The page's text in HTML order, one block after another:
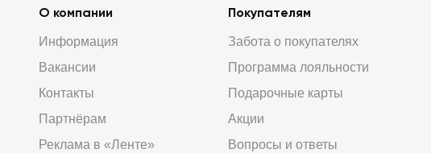
О компании
Информация
Вакансии
Контакты
Партнёрам
Реклама в «Ленте»
Покупателям
Забота о покупателях
Программа лояльности
Подарочные карты
Акции
Вопросы и ответы